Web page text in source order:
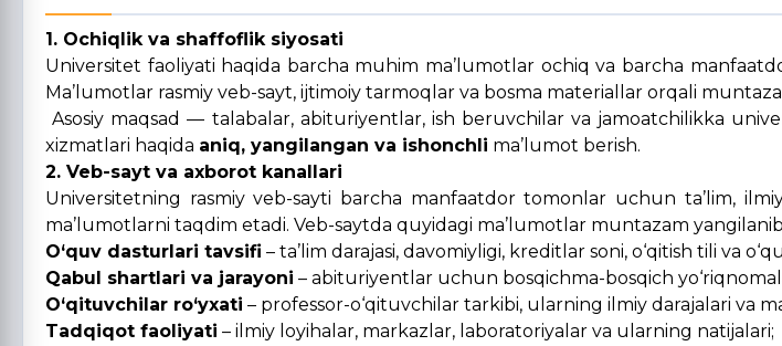
1. Ochiqlik va shaffoflik siyosati
Universitet faoliyati haqida barcha muhim ma’lumotlar ochiq va barcha
Ma’lumotlar rasmiy veb-sayt, ijtimoiy tarmoqlar va bosma materiallar orqali
Asosiy maqsad — talabalar, abituriyentlar, ish beruvchilar va jamoatchilikka
xizmatlari haqida aniq, yangilangan va ishonchli ma’lumot berish.
2. Veb-sayt va axborot kanallari
Universitetning rasmiy veb-sayti barcha manfaatdor tomonlar uchun ta’lim,
ma’lumotlarni taqdim etadi. Veb-saytda quyidagi ma’lumotlar muntazam
O‘quv dasturlari tavsifi – ta’lim darajasi, davomiyligi, kreditlar soni, o‘qitish tili va
Qabul shartlari va jarayoni – abituriyentlar uchun bosqichma-bosqich
O‘qituvchilar ro‘yxati – professor-o‘qituvchilar tarkibi, ularning ilmiy darajalari va
Tadqiqot faoliyati – ilmiy loyihalar, markazlar, laboratoriyalar va ularning natijalari;